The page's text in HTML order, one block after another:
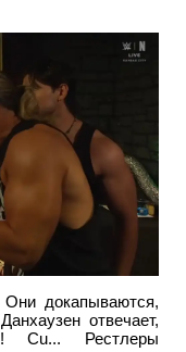
Они докапываются,
отвечает,
Cu... Рестлеры